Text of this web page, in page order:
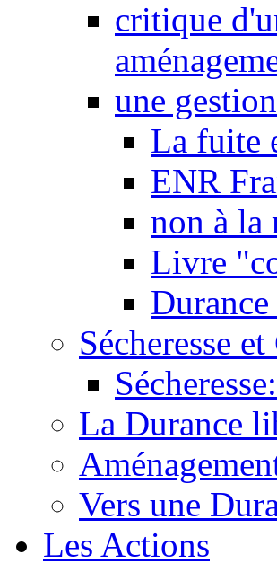
critique
une
La fuite
ENR
non à la
Livre
Sécheresse
La Durance
Vers une
Les Actions